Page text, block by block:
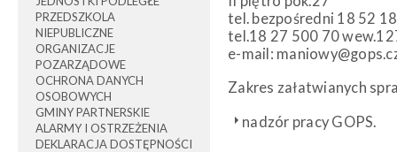
PRZEDSZKOLA
NIEPUBLICZNE
ORGANIZACJE
POZARZĄDOWE
OCHRONA DANYCH
OSOBOWYCH
GMINY PARTNERSKIE
ALARMY I OSTRZEŻENIA
DEKLARACJA DOSTĘPNOŚCI
tel. bezpośredni 18 52
tel.18 27 500 70
e-mail:
Zakres załatwianych
nadzór pracy GOPS.